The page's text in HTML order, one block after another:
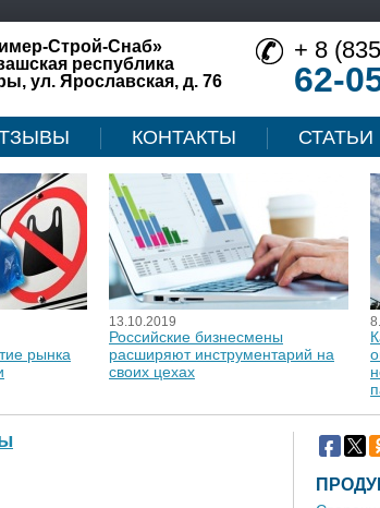
Строй-Снаб»
республика
ул. Ярославская, д. 76
+ 8
62-
КОНТАКТЫ СТАТЬИ
рынка
13.10.2019
Российские бизнесмены
расширяют инструментарий на
своих цехах